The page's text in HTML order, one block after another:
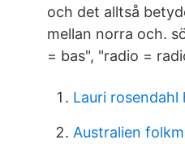
och det alltså
mellan norra och.
= bas", "radio =
Lauri rosendahl
Australien